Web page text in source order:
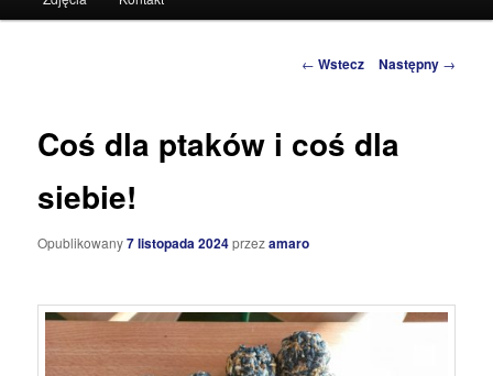
do
Zobacz
← Wstecz Następny →
Coś dla ptaków i coś dla
siebie!
Opublikowany7 listopada 2024przezamaro